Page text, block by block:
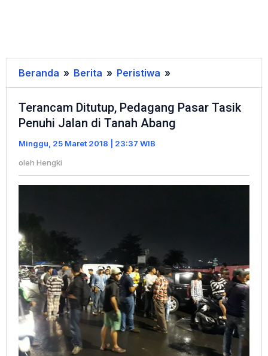
Beranda » Berita » Peristiwa »
Ditutup,
Pedagang
Pasar
Jalan
Terancam Ditutup, Pedagang Pasar Tasik
Penuhi Jalan di Tanah Abang
Minggu, 25 Maret 2018 | 23:37 WIB
oleh Hengki